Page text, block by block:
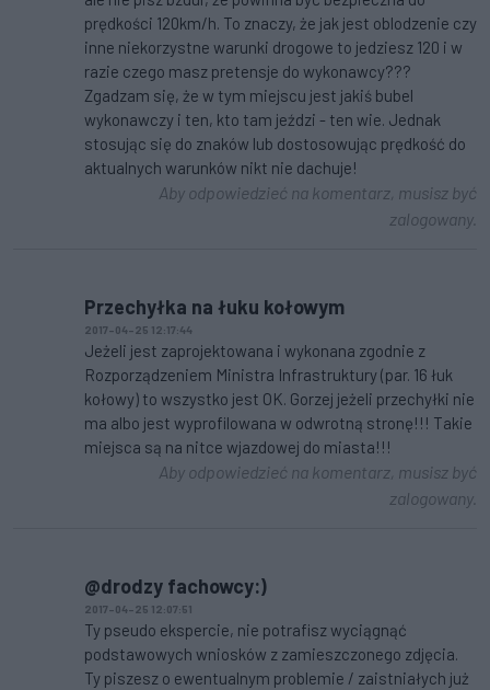
prędkości 120km/h. To znaczy, że jak jest oblodzenie czy
inne niekorzystne warunki drogowe to jedziesz 120 i w
razie czego masz pretensje do wykonawcy???
Zgadzam się, że w tym miejscu jest jakiś bubel
wykonawczy i ten, kto tam jeździ - ten wie. Jednak
stosując się do znaków lub dostosowując prędkość do
aktualnych warunków nikt nie dachuje!
Aby odpowiedzieć na komentarz, musisz być
zalogowany.
Przechyłka na łuku kołowym
2017-04-25 12:17:44
Jeżeli jest zaprojektowana i wykonana zgodnie z
Rozporządzeniem Ministra Infrastruktury (par. 16 łuk
kołowy) to wszystko jest OK. Gorzej jeżeli przechyłki nie
ma albo jest wyprofilowana w odwrotną stronę!!! Takie
miejsca są na nitce wjazdowej do miasta!!!
Aby odpowiedzieć na komentarz, musisz być
zalogowany.
@drodzy fachowcy:)
2017-04-25 12:07:51
Ty pseudo ekspercie, nie potrafisz wyciągnąć
podstawowych wniosków z zamieszczonego zdjęcia.
Ty piszesz o ewentualnym problemie / zaistniałych już